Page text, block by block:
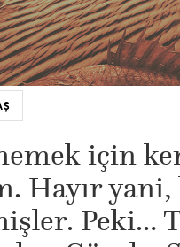
için
Hayır yani,
Peki…